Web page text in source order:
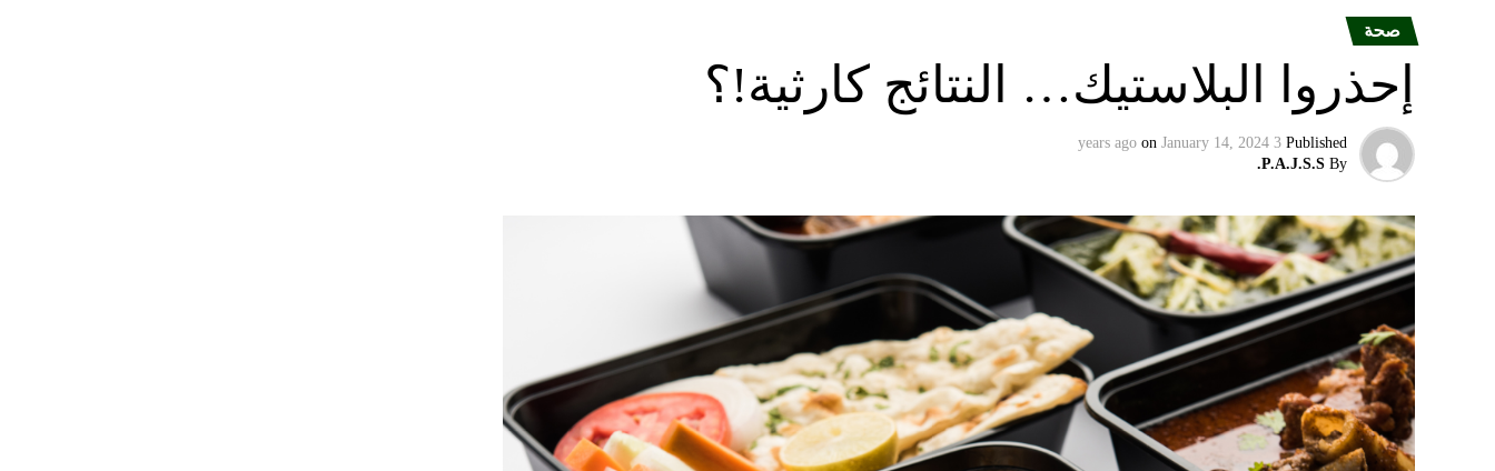
صحة
إحذروا البلاستيك… النتائج كارثية!؟
Published
3 years ago
on January 14, 2024
By
P.A.J.S.S.